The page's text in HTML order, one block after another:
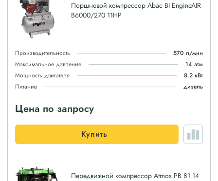
Поршневой компрессор Abac BI EngineAIR
B6000/270 11HP
Производительность
570 л/мин
Максимальное давление
14 атм
Мощность двигателя
8.2 кВт
Питание
дизель
Цена по запросу
Купить
Передвижной компрессор Atmos PB 81 14